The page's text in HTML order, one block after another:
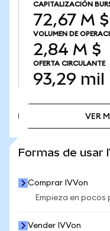
CAPITALIZACIÓN
72,67 M $
VOLUMEN DE
2,84 M $
OFERTA CIRCULANTE
93,29 mil
VER
Formas de usar
Comprar IVVon
Empieza en pocos
Vender IVVon